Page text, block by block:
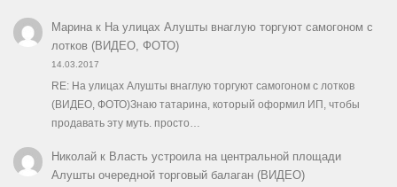
Маринак На улицах Алушты внаглую торгуют самогоном с
лотков (ВИДЕО, ФОТО)
14.03.2017
RE: На улицах Алушты внаглую торгуют самогоном с лотков
(ВИДЕО, ФОТО)Знаю татарина, который оформил ИП, чтобы
продавать эту муть. просто…
Николайк Власть устроила на центральной площади
Алушты очередной торговый балаган (ВИДЕО)